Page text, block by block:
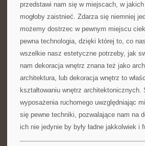
przedstawi nam się w miejscach, w
mogłoby zaistnieć. Zdarza się niemniej
możemy dostrzec w pewnym miejscu
pewna technologia, dzięki której to, co
wszelkie nasz estetyczne potrzeby, jak
nam dekoracja wnętrz znana też jako
architektura, lub dekoracja wnętrz to
kształtowaniu wnętrz
wyposażenia ruchomego uwzględniając
się pewne techniki, pozwalające nam na
ich nie jedynie by były ładne jakkolwiek i